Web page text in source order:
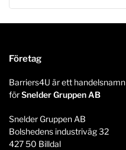
Företag
Barriers4U är ett handelsnamn
förSnelder Gruppen AB
Snelder Gruppen AB
Bolshedens industriväg 32
427 50 Billdal